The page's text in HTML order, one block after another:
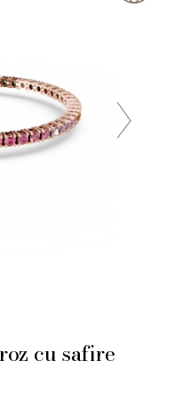
cu safire